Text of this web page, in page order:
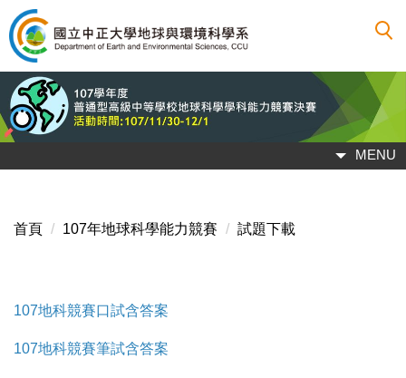
跳
到
主
要
內
容
區
MENU
首頁 107年地球科學能力競賽 試題下載
107地科競賽口試含答案
107地科競賽筆試含答案